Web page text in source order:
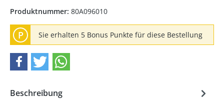
Produktnummer: 80A096010
P Sie erhalten 5 Bonus Punkte für diese Bestellung
Beschreibung